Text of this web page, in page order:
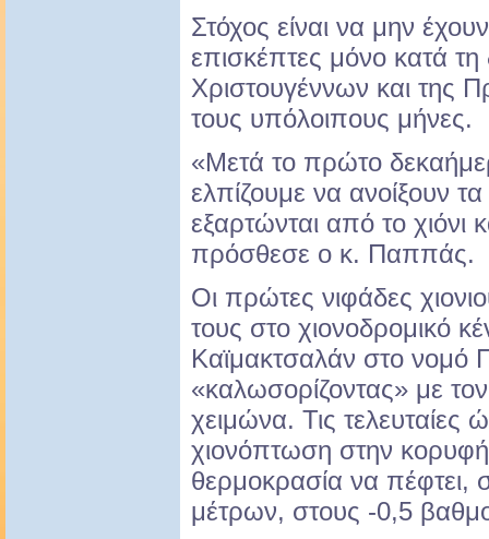
Στόχος είναι να μην
επισκέπτες μόνο κατά τη
Χριστουγέννων και της
τους υπόλοιπους μήνες.
«Μετά το πρώτο
ελπίζουμε να ανοίξουν
εξαρτώνται από το χιόνι
πρόσθεσε ο κ. Παππάς.
Οι πρώτες νιφάδες
τους στο χιονοδρομικό
Καϊμακτσαλάν στο νομό
«καλωσορίζοντας» με
χειμώνα. Τις τελευταίες
χιονόπτωση στην
θερμοκρασία να πέφτει,
μέτρων, στους -0,5